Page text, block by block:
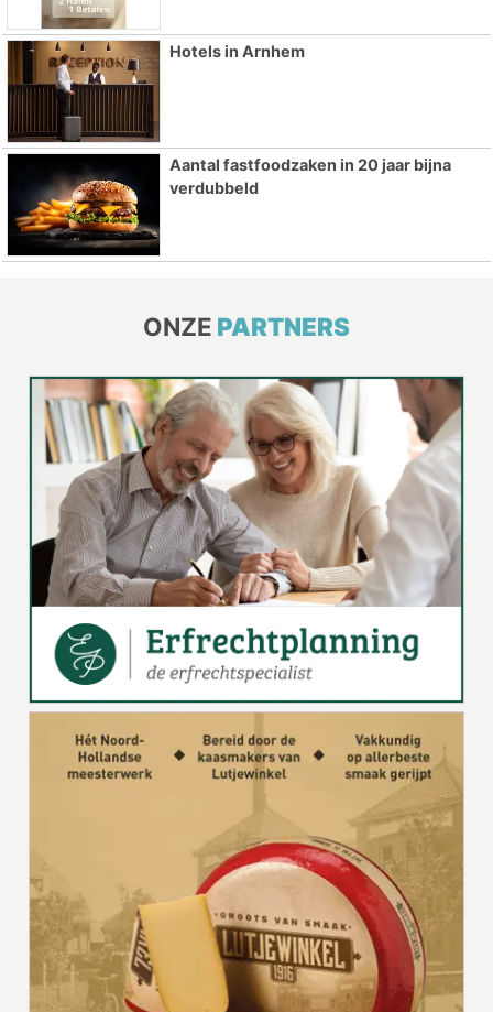
Hotels in Arnhem
Aantal fastfoodzaken in 20 jaar bijna
verdubbeld
ONZE PARTNERS